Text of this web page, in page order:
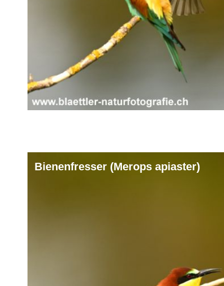
Bienenfresser (Merops apiaster)